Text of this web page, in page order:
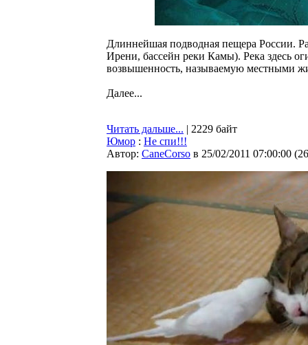
Длиннейшая подводная пещера России.
Ирени, бассейн реки Камы). Река здесь
возвышенность, называемую местными
Далее...
Читать дальше... | 2229 байт
Юмор : Не спи!!!
Автор: CaneCorso в 25/02/2011 07:00:00 (